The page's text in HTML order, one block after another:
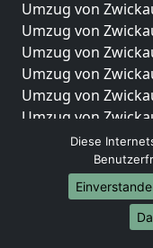
Umzug von
Umzug von
Umzug von
Umzug von
Umzug von
Umzug von
Umzug von
Umzug von
Umzug von
Umzug von
Umzug von
Diese